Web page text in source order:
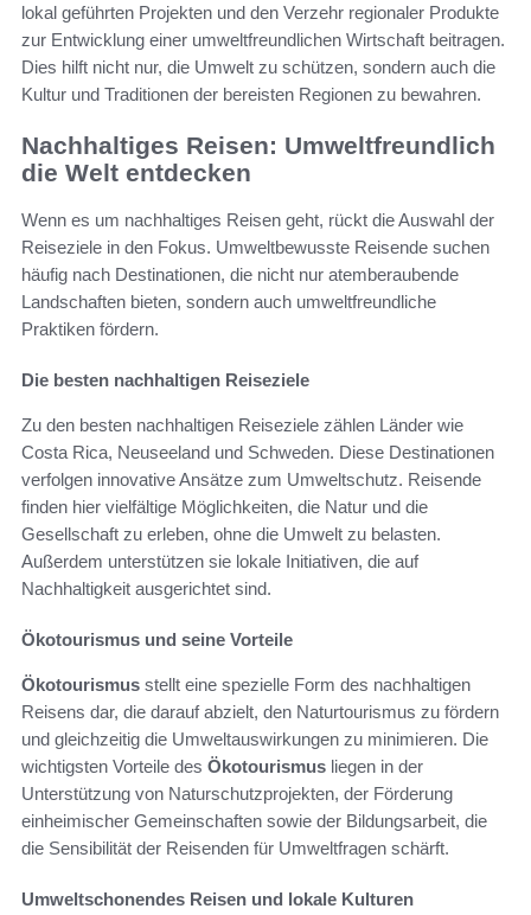
lokal geführten Projekten und den Verzehr regionaler Produkte
zur Entwicklung einer umweltfreundlichen Wirtschaft beitragen.
Dies hilft nicht nur, die Umwelt zu schützen, sondern auch die
Kultur und Traditionen der bereisten Regionen zu bewahren.
Nachhaltiges Reisen: Umweltfreundlich
die Welt entdecken
Wenn es um nachhaltiges Reisen geht, rückt die Auswahl der
Reiseziele in den Fokus. Umweltbewusste Reisende suchen
häufig nach Destinationen, die nicht nur atemberaubende
Landschaften bieten, sondern auch umweltfreundliche
Praktiken fördern.
Die besten nachhaltigen Reiseziele
Zu den besten nachhaltigen Reiseziele zählen Länder wie
Costa Rica, Neuseeland und Schweden. Diese Destinationen
verfolgen innovative Ansätze zum Umweltschutz. Reisende
finden hier vielfältige Möglichkeiten, die Natur und die
Gesellschaft zu erleben, ohne die Umwelt zu belasten.
Außerdem unterstützen sie lokale Initiativen, die auf
Nachhaltigkeit ausgerichtet sind.
Ökotourismus und seine Vorteile
Ökotourismus stellt eine spezielle Form des nachhaltigen
Reisens dar, die darauf abzielt, den Naturtourismus zu fördern
und gleichzeitig die Umweltauswirkungen zu minimieren. Die
wichtigsten Vorteile des Ökotourismus liegen in der
Unterstützung von Naturschutzprojekten, der Förderung
einheimischer Gemeinschaften sowie der Bildungsarbeit, die
die Sensibilität der Reisenden für Umweltfragen schärft.
Umweltschonendes Reisen und lokale Kulturen